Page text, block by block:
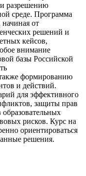
и разрешению
среде. Программа
от
решений и
кейсов,
внимание
базы Российской
формированию
и действий.
для эффективного
защиты прав
рисков. Курс на
ориентироваться
решения.